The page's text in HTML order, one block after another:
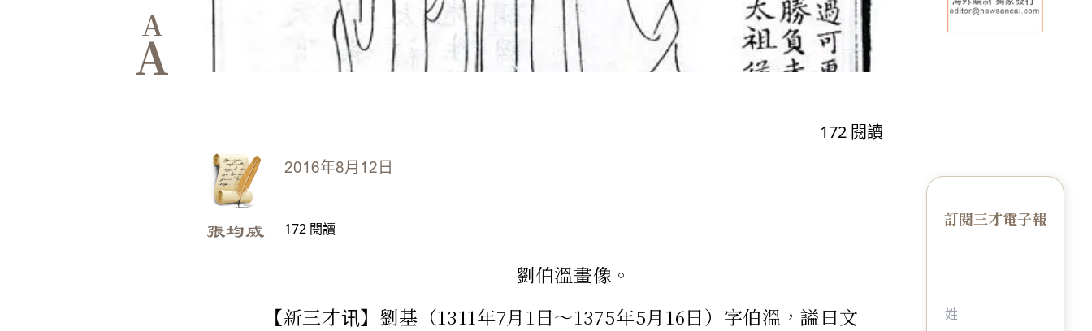
A
A
172 閱讀
2016年8月12日
張均威 172 閱讀
劉伯溫畫像。
【新三才讯】劉基（1311年7月1日～1375年5月16日）字伯溫，謚曰文
訂閱三才電子報